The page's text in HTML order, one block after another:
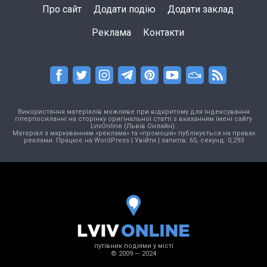
Про сайт Додати подію Додати заклад
Реклама Контакти
Використання матеріалів можливе при відкритому для індексування
гіперпосиланні на сторінку оригінальної статті з вказанням імені сайту
LvivOnline (Львів Онлайн).
Матеріал з маркуванням «реклама» та «промоція» публікується на правах
реклами. Працює на WordPress| Увійти | запитів: 65, секунд: 0,293
путівник подіями у місті
© 2009 — 2024